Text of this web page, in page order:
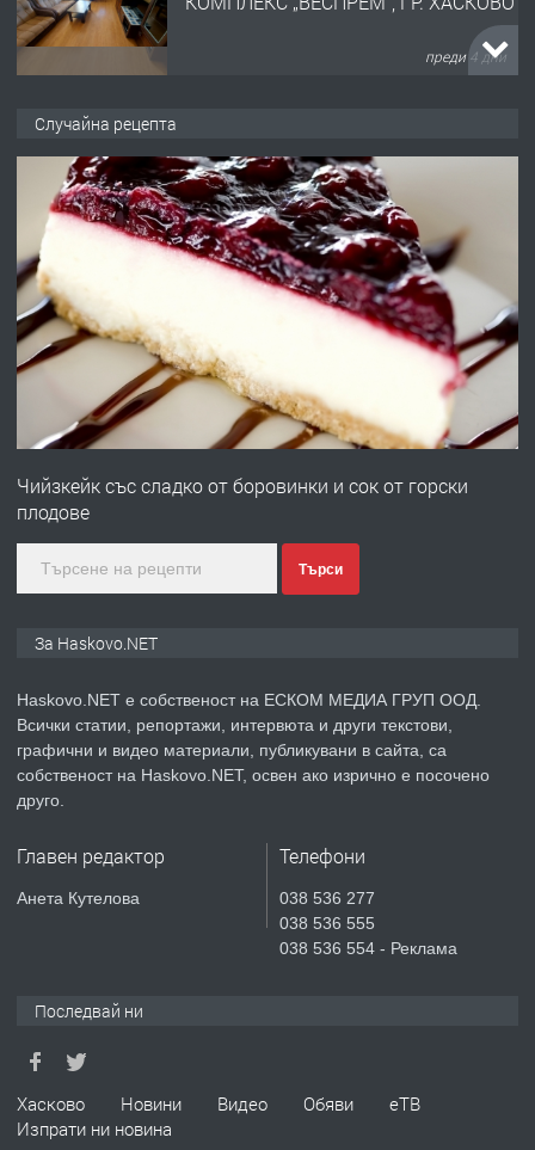
преди 4 дни
АПАРТАМЕНТ В ЦЕНТЪРА НА ГР.
ХАСКОВО
ПРЕДЛАГА Давам гараж под наем
преди 5 дни
ПРЕДЛАГА
№4120 Магазин/Офис под наем в кв.
градската градина!
ПРОСТОРЕН ТРИСТАЕН
преди 6 дни
ПРЕДЛАГА
Продавам парцел в гр. Хасково кв.
Хисаря до ток, вода,канализация,
ПРЕДЛАГА СГЛОБЯВАНЕ НА МЕБЕЛИ.
ПРЕДЛАГА
апартамент под наем в кв.
Случайна рецепта
Чийзкейк със сладко от боровинки и сок от горски
плодове
Търси
За Haskovo.NET
Haskovo.NET е собственост на ЕСКОМ МЕДИА ГРУП ООД.
Всички статии, репортажи, интервюта и други текстови,
графични и видео материали, публикувани в сайта, са
собственост на Haskovo.NET, освен ако изрично е посочено
друго.
Главен редактор
Анета Кутелова
Телефони
038 536 277
038 536 555
038 536 554 - Реклама
Последвай ни
Хасково Новини Видео Обяви
еТВ
Изпрати ни новина